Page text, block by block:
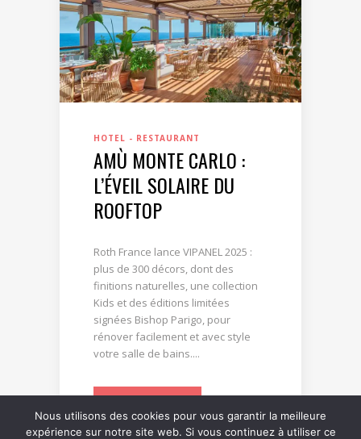
HOTEL - RESTAURANT
AMÙ MONTE CARLO :
L’ÉVEIL SOLAIRE DU
ROOFTOP
Roth France lance VIPANEL 2025 :
plus de 300 décors, dont des
finitions naturelles, une collection
Kids et des éditions limitées
signées Bishop Parigo, pour
rénover facilement et avec style
votre salle de bains....
Nous utilisons des cookies pour vous garantir la meilleure
expérience sur notre site web. Si vous continuez à utiliser ce